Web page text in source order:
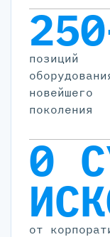
позиций
новейшего
поколения
0
от